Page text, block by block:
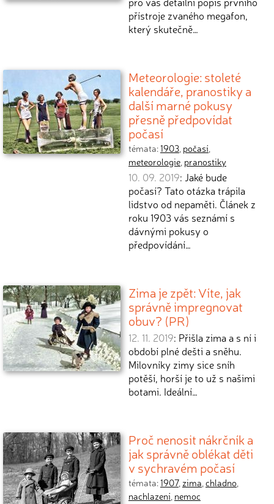
přístroje zvaného megafon,
který skutečně…
Meteorologie: stoleté
kalendáře, pranostiky a
další marné pokusy
přesně předpovídat
počasí
témata:1903, počasí,
meteorologie, pranostiky
10. 09. 2019: Jaké bude
počasí? Tato otázka trápila
lidstvo od nepaměti. Článek z
roku 1903 vás seznámí s
dávnými pokusy o
předpovídání…
Zima je zpět: Víte, jak
správně impregnovat
obuv? (PR)
12. 11. 2019: Přišla zima a s ní i
období plné dešti a sněhu.
Milovníky zimy sice sníh
potěší, horší je to už s našimi
botami. Ideální…
Proč nenosit nákrčník a
jak správně oblékat děti
v sychravém počasí
témata:1907, zima,chladno,
nachlazení, nemoc